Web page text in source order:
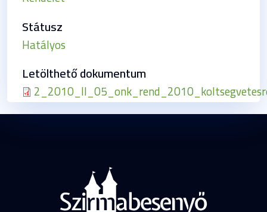
Státusz
Hatályos
Letölthető dokumentum